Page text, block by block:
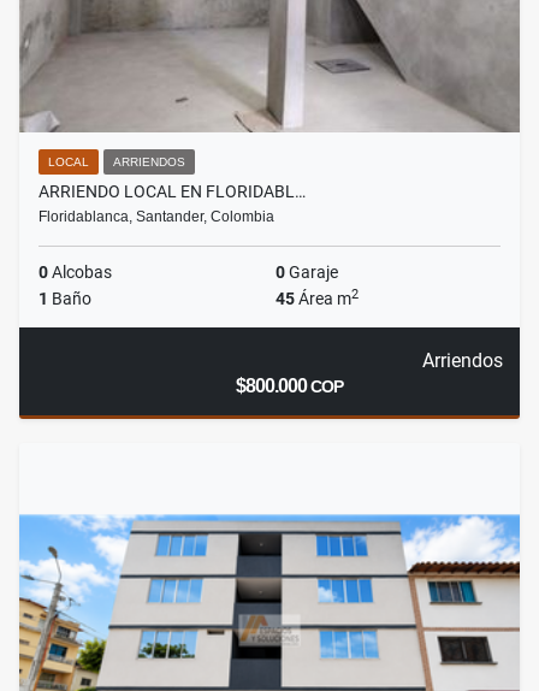
LOCAL ARRIENDOS
ARRIENDO LOCAL EN FLORIDABL…
Floridablanca, Santander, Colombia
0Alcobas 0Garaje
1 Baño 45Área m2
Arriendos
$800.000COP